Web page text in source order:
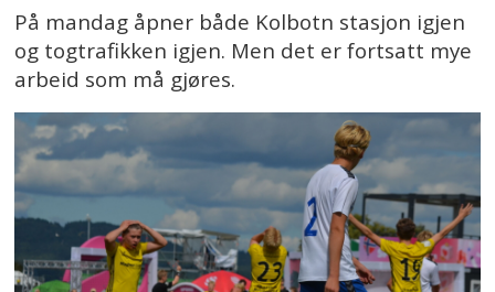
På mandag åpner både Kolbotn stasjon igjen
og togtrafikken igjen. Men det er fortsatt mye
arbeid som må gjøres.